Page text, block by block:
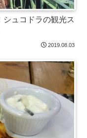
シュコドラの観光ス
2019.08.03